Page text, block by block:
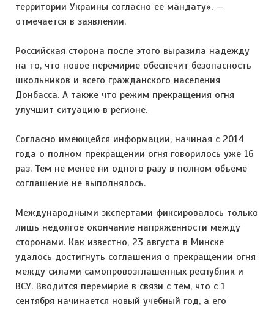
территории Украины согласно ее мандату», —
отмечается в заявлении.
Российская сторона после этого выразила надежду
на то, что новое перемирие обеспечит безопасность
школьников и всего гражданского населения
Донбасса. А также что режим прекращения огня
улучшит ситуацию в регионе.
Согласно имеющейся информации, начиная с 2014
года о полном прекращении огня говорилось уже 16
раз. Тем не менее ни одного разу в полном объеме
соглашение не выполнялось.
Международными экспертами фиксировалось только
лишь недолгое окончание напряженности между
сторонами. Как известно, 23 августа в Минске
удалось достигнуть соглашения о прекращении огня
между силами самопровозглашенных республик и
ВСУ. Вводится перемирие в связи с тем, что с 1
сентября начинается новый учебный год, а его